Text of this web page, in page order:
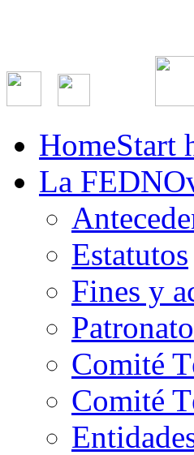
HomeStart
La FEDN
Estatutos
Fines y
Patronato
Comité
Comité